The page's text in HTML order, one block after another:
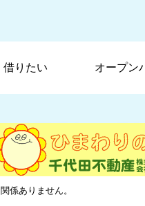
借りたい オープン
係ありません。